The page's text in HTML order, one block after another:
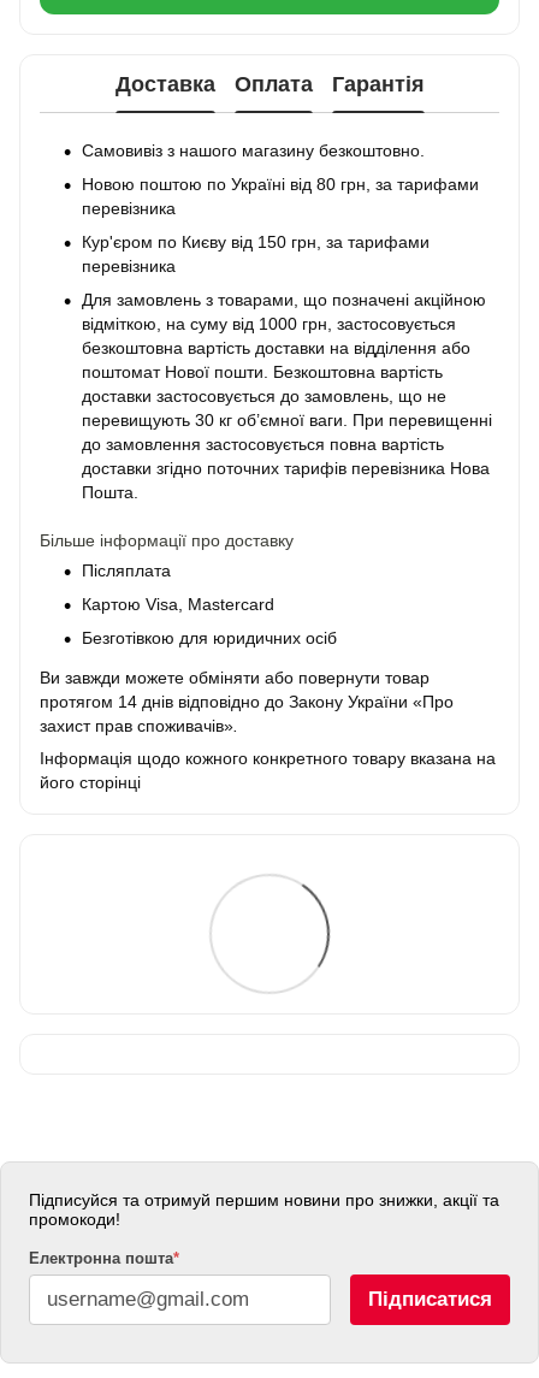
Доставка Оплата Гарантія
Самовивіз з нашого магазину безкоштовно.
Новою поштою по Україні від 80 грн, за тарифами
перевізника
Кур'єром по Києву від 150 грн, за тарифами
перевізника
Для замовлень з товарами, що позначені акційною
відміткою, на суму від 1000 грн, застосовується
безкоштовна вартість доставки на відділення або
поштомат Нової пошти. Безкоштовна вартість
доставки застосовується до замовлень, що не
перевищують 30 кг об’ємної ваги. При перевищенні
до замовлення застосовується повна вартість
доставки згідно поточних тарифів перевізника Нова
Пошта.
Більше інформації про доставку
Післяплата
Картою Visa, Mastercard
Безготівкою для юридичних осіб
Ви завжди можете обміняти або повернути товар
протягом 14 днів відповідно до Закону України «Про
захист прав споживачів»
Інформація щодо кожного конкретного товару вказана на
його сторінці
Підписуйся та отримуй першим новини про знижки, акції та
промокоди!
Електронна пошта*
Підписатися